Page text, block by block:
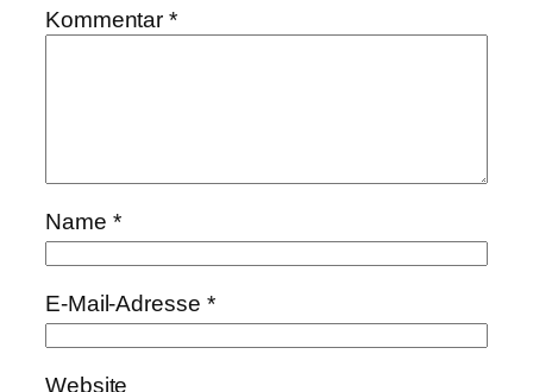
Kommentar*
Name *
E-Mail-Adresse *
Website